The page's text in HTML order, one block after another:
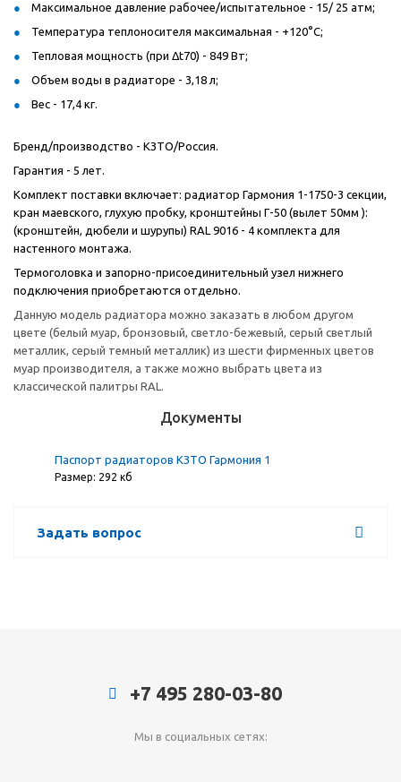
Максимальное давление рабочее/испытательное - 15/ 25 атм;
Температура теплоносителя максимальная - +120°С;
Тепловая мощность (при Δt70) - 849 Вт;
Объем воды в радиаторе - 3,18 л;
Вес - 17,4 кг.
Бренд/производство - КЗТО/Россия.
Гарантия - 5 лет.
Комплект поставки включает: радиатор Гармония 1-1750-3 секции,
кран маевского, глухую пробку, кронштейны Г-50 (вылет 50мм ):
(кронштейн, дюбели и шурупы) RAL 9016 - 4 комплекта для
настенного монтажа.
Термоголовка и запорно-присоединительный узел нижнего
подключения приобретаются отдельно.
Данную модель радиатора можно заказать в любом другом
цвете (белый муар, бронзовый, светло-бежевый, серый светлый
металлик, серый темный металлик) из шести фирменных цветов
муар производителя, а также можно выбрать цвета из
классической палитры RAL.
Документы
Паспорт радиаторов КЗТО Гармония 1
Размер: 292 кб
Задать вопрос
+7 495 280-03-80
Мы в социальных сетях: